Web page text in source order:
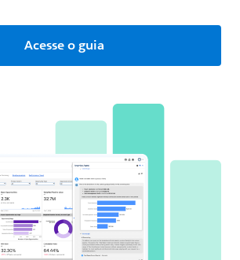
Acesse o guia